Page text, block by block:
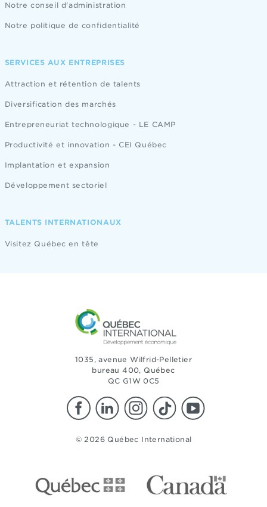
Notre conseil d'administration
Notre politique de confidentialité
SERVICES AUX ENTREPRISES
Attraction et rétention de talents
Diversification des marchés
Entrepreneuriat technologique - LE CAMP
Productivité et innovation - CEI Québec
Implantation et expansion
Développement sectoriel
TALENTS INTERNATIONAUX
Visitez Québec en tête
1035, avenue Wilfrid-Pelletier
bureau 400, Québec
QC G1W 0C5
© 2026 Québec International